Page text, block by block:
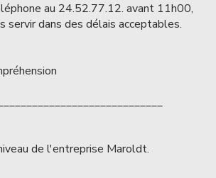
au 24.52.77.12. avant 11h00,
servir dans des délais acceptables.
de l'entreprise Maroldt.